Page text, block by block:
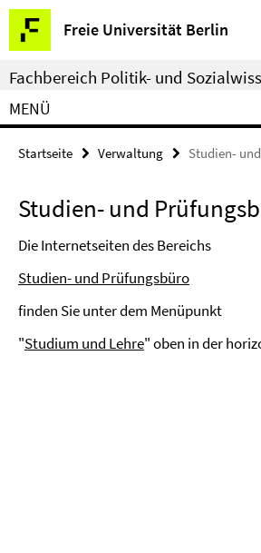
Springe
direkt
zu
Inhalt
Freie Universität Berlin
Service-
Navigation
Fachbereich Politik- und
MENÜ
Startseite Verwaltung Studien-
Studien- und
Die Internetseiten des Bereichs
Studien- und Prüfungsbüro
finden Sie unter dem Menüpunkt
"Studium und Lehre" oben in der